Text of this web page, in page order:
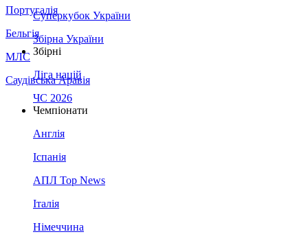
Португалія
Бельгія
МЛС
Саудівська Аравія
Суперкубок України
Збірна України
Збірні
Ліга націй
ЧС 2026
Чемпіонати
Англія
Іспанія
АПЛ Top News
Італія
Німеччина